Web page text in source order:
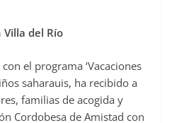
Villa del Río
el programa ‘Vacaciones
saharauis, ha recibido a
familias de acogida y
Cordobesa de Amistad con